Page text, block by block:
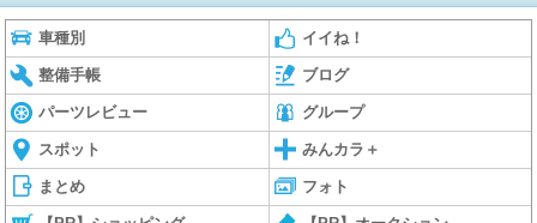
車種別 イイね！
整備手帳 ブログ
パーツレビュー グループ
スポット みんカラ＋
まとめ フォト